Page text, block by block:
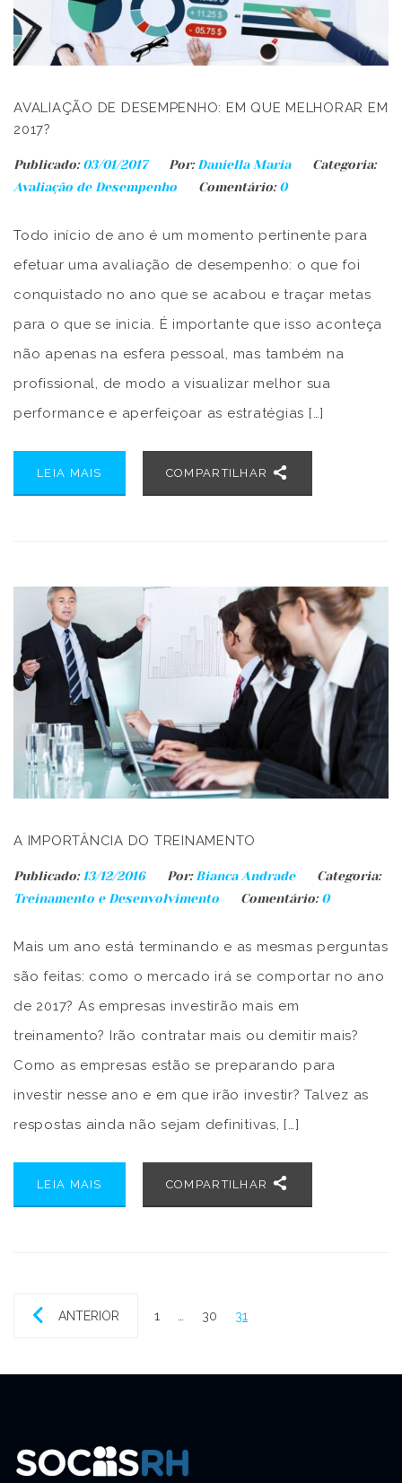
AVALIAÇÃO DE DESEMPENHO: EM QUE MELHORAR EM
2017?
Publicado: 03/01/2017 Por: Daniella Maria
Categoria:
Avaliação de Desempenho
Comentário:0
Todo início de ano é um momento pertinente para
efetuar uma avaliação de desempenho: o que foi
conquistado no ano que se acabou e traçar metas
para o que se inicia. É importante que isso aconteça
não apenas na esfera pessoal, mas também na
profissional, de modo a visualizar melhor sua
performance e aperfeiçoar as estratégias […]
LEIA MAIS COMPARTILHAR
A IMPORTÂNCIA DO TREINAMENTO
Publicado: 13/12/2016 Por: Bianca Andrade
Categoria:
Treinamento e Desenvolvimento
Comentário:0
Mais um ano está terminando e as mesmas perguntas
são feitas: como o mercado irá se comportar no ano
de 2017? As empresas investirão mais em
treinamento? Irão contratar mais ou demitir mais?
Como as empresas estão se preparando para
investir nesse ano e em que irão investir? Talvez as
respostas ainda não sejam definitivas, […]
LEIA MAIS COMPARTILHAR
ANTERIOR 1 30 31